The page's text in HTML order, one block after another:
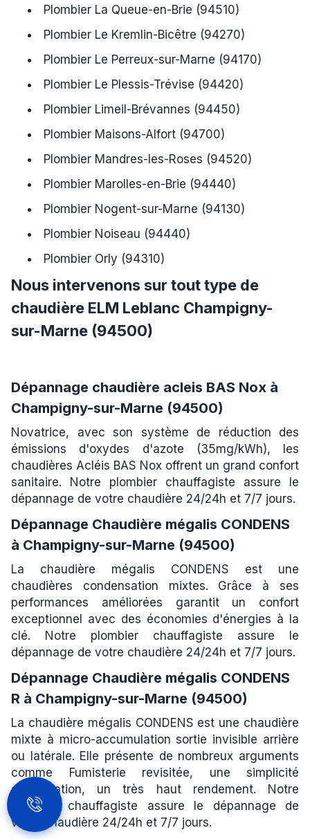
Plombier La Queue-en-Brie (94510)
Plombier Le Kremlin-Bicêtre (94270)
Plombier Le Perreux-sur-Marne (94170)
Plombier Le Plessis-Trévise (94420)
Plombier Limeil-Brévannes (94450)
Plombier Maisons-Alfort (94700)
Plombier Mandres-les-Roses (94520)
Plombier Marolles-en-Brie (94440)
Plombier Nogent-sur-Marne (94130)
Plombier Noiseau (94440)
Plombier Orly (94310)
Nous intervenons sur tout type de
chaudière ELM Leblanc Champigny-
sur-Marne (94500)
Dépannage chaudière acleis BAS Nox à
Champigny-sur-Marne (94500)
Novatrice, avec son système de réduction des
émissions d'oxydes d'azote (35mg/kWh), les
chaudières Acléis BAS Nox offrent un grand confort
sanitaire. Notre plombier chauffagiste assure le
dépannage de votre chaudière 24/24h et 7/7 jours.
Dépannage Chaudière mégalis CONDENS
à Champigny-sur-Marne (94500)
La chaudière mégalis CONDENS est une
chaudières condensation mixtes. Grâce à ses
performances améliorées garantit un confort
exceptionnel avec des économies d'énergies à la
clé. Notre plombier chauffagiste assure le
dépannage de votre chaudière 24/24h et 7/7 jours.
Dépannage Chaudière mégalis CONDENS
R à Champigny-sur-Marne (94500)
La chaudière mégalis CONDENS est une chaudière
mixte à micro-accumulation sortie invisible arrière
ou latérale. Elle présente de nombreux arguments
comme Fumisterie revisitée, une simplicité
d'installation, un très haut rendement. Notre
plombier chauffagiste assure le dépannage de
votre chaudière 24/24h et 7/7 jours.